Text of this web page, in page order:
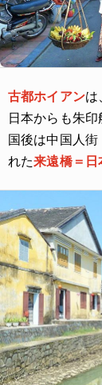
古都ホイアンは
日本からも朱
国後は中国人
れた来遠橋＝日